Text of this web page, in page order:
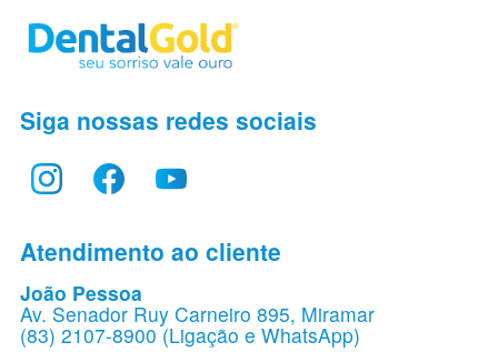
Siga nossas redes sociais
Atendimento ao cliente
João Pessoa
Av. Senador Ruy Carneiro 895, Miramar
(83) 2107-8900 (Ligação e WhatsApp)